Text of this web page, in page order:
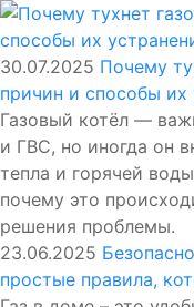
30.07.2025 Почему
причин и способы их
Газовый котёл —
и ГВС, но иногда он
тепла и горячей
почему это
решения проблемы.
23.06.2025
простые правила,